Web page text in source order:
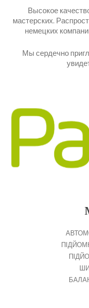
Высокое
мастерских.
немецких
Мы сердечно